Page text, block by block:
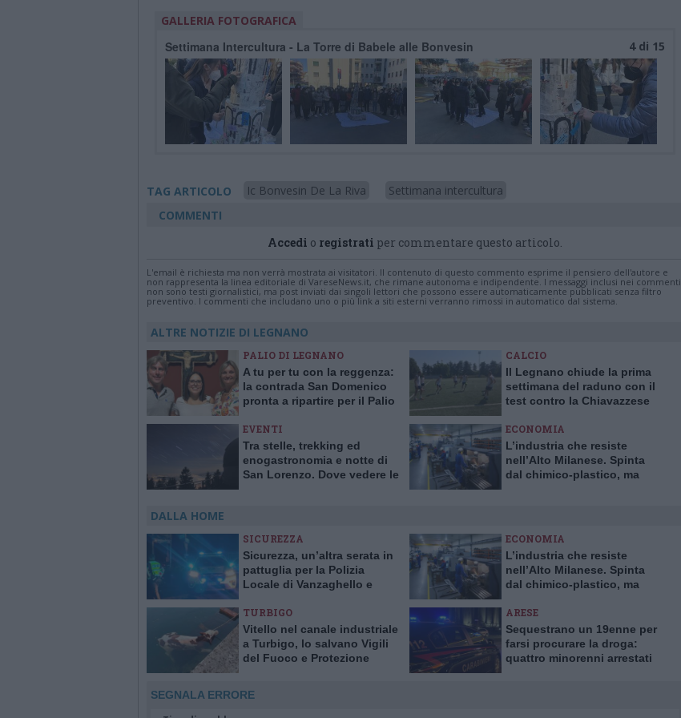
GALLERIA FOTOGRAFICA
Settimana Intercultura - La Torre di Babele alle Bonvesin 4 di 15
TAG ARTICOLO Ic Bonvesin De La Riva
Settimana intercultura
COMMENTI
Accedi o registrati per commentare questo articolo.
L'email è richiesta ma non verrà mostrata ai visitatori. Il contenuto di questo commento esprime il pensiero dell'autore e
non rappresenta la linea editoriale di VareseNews.it, che rimane autonoma e indipendente. I messaggi inclusi nei commenti
non sono testi giornalistici, ma post inviati dai singoli lettori che possono essere automaticamente pubblicati senza filtro
preventivo. I commenti che includano uno o più link a siti esterni verranno rimossi in automatico dal sistema.
ALTRE NOTIZIE DI LEGNANO
PALIO DI LEGNANO
A tu per tu con la reggenza:
la contrada San Domenico
pronta a ripartire per il Palio
CALCIO
Il Legnano chiude la prima
settimana del raduno con il
test contro la Chiavazzese
EVENTI
Tra stelle, trekking ed
enogastronomia e notte di
San Lorenzo. Dove vedere le
ECONOMIA
L’industria che resiste
nell’Alto Milanese. Spinta
dal chimico-plastico, ma
DALLA HOME
SICUREZZA
Sicurezza, un’altra serata in
pattuglia per la Polizia
Locale di Vanzaghello e
ECONOMIA
L’industria che resiste
nell’Alto Milanese. Spinta
dal chimico-plastico, ma
TURBIGO
Vitello nel canale industriale
a Turbigo, lo salvano Vigili
del Fuoco e Protezione
ARESE
Sequestrano un 19enne per
farsi procurare la droga:
quattro minorenni arrestati
SEGNALA ERRORE